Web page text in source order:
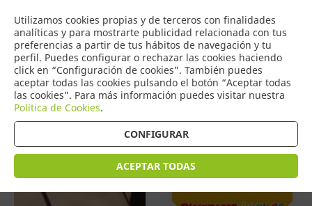
Utilizamos cookies propias y de terceros con finalidades
analíticas y para mostrarte publicidad relacionada con tus
preferencias a partir de tus hábitos de navegación y tu
perfil. Puedes configurar o rechazar las cookies haciendo
click en “Configuración de cookies”. También puedes
aceptar todas las cookies pulsando el botón “Aceptar todas
las cookies”. Para más información puedes visitar nuestra
Política de Cookies.
CONFIGURAR
ACEPTAR TODAS
0
COMERCIO
DE TORRIJOS
Productos (4576)
Ordenar por precio